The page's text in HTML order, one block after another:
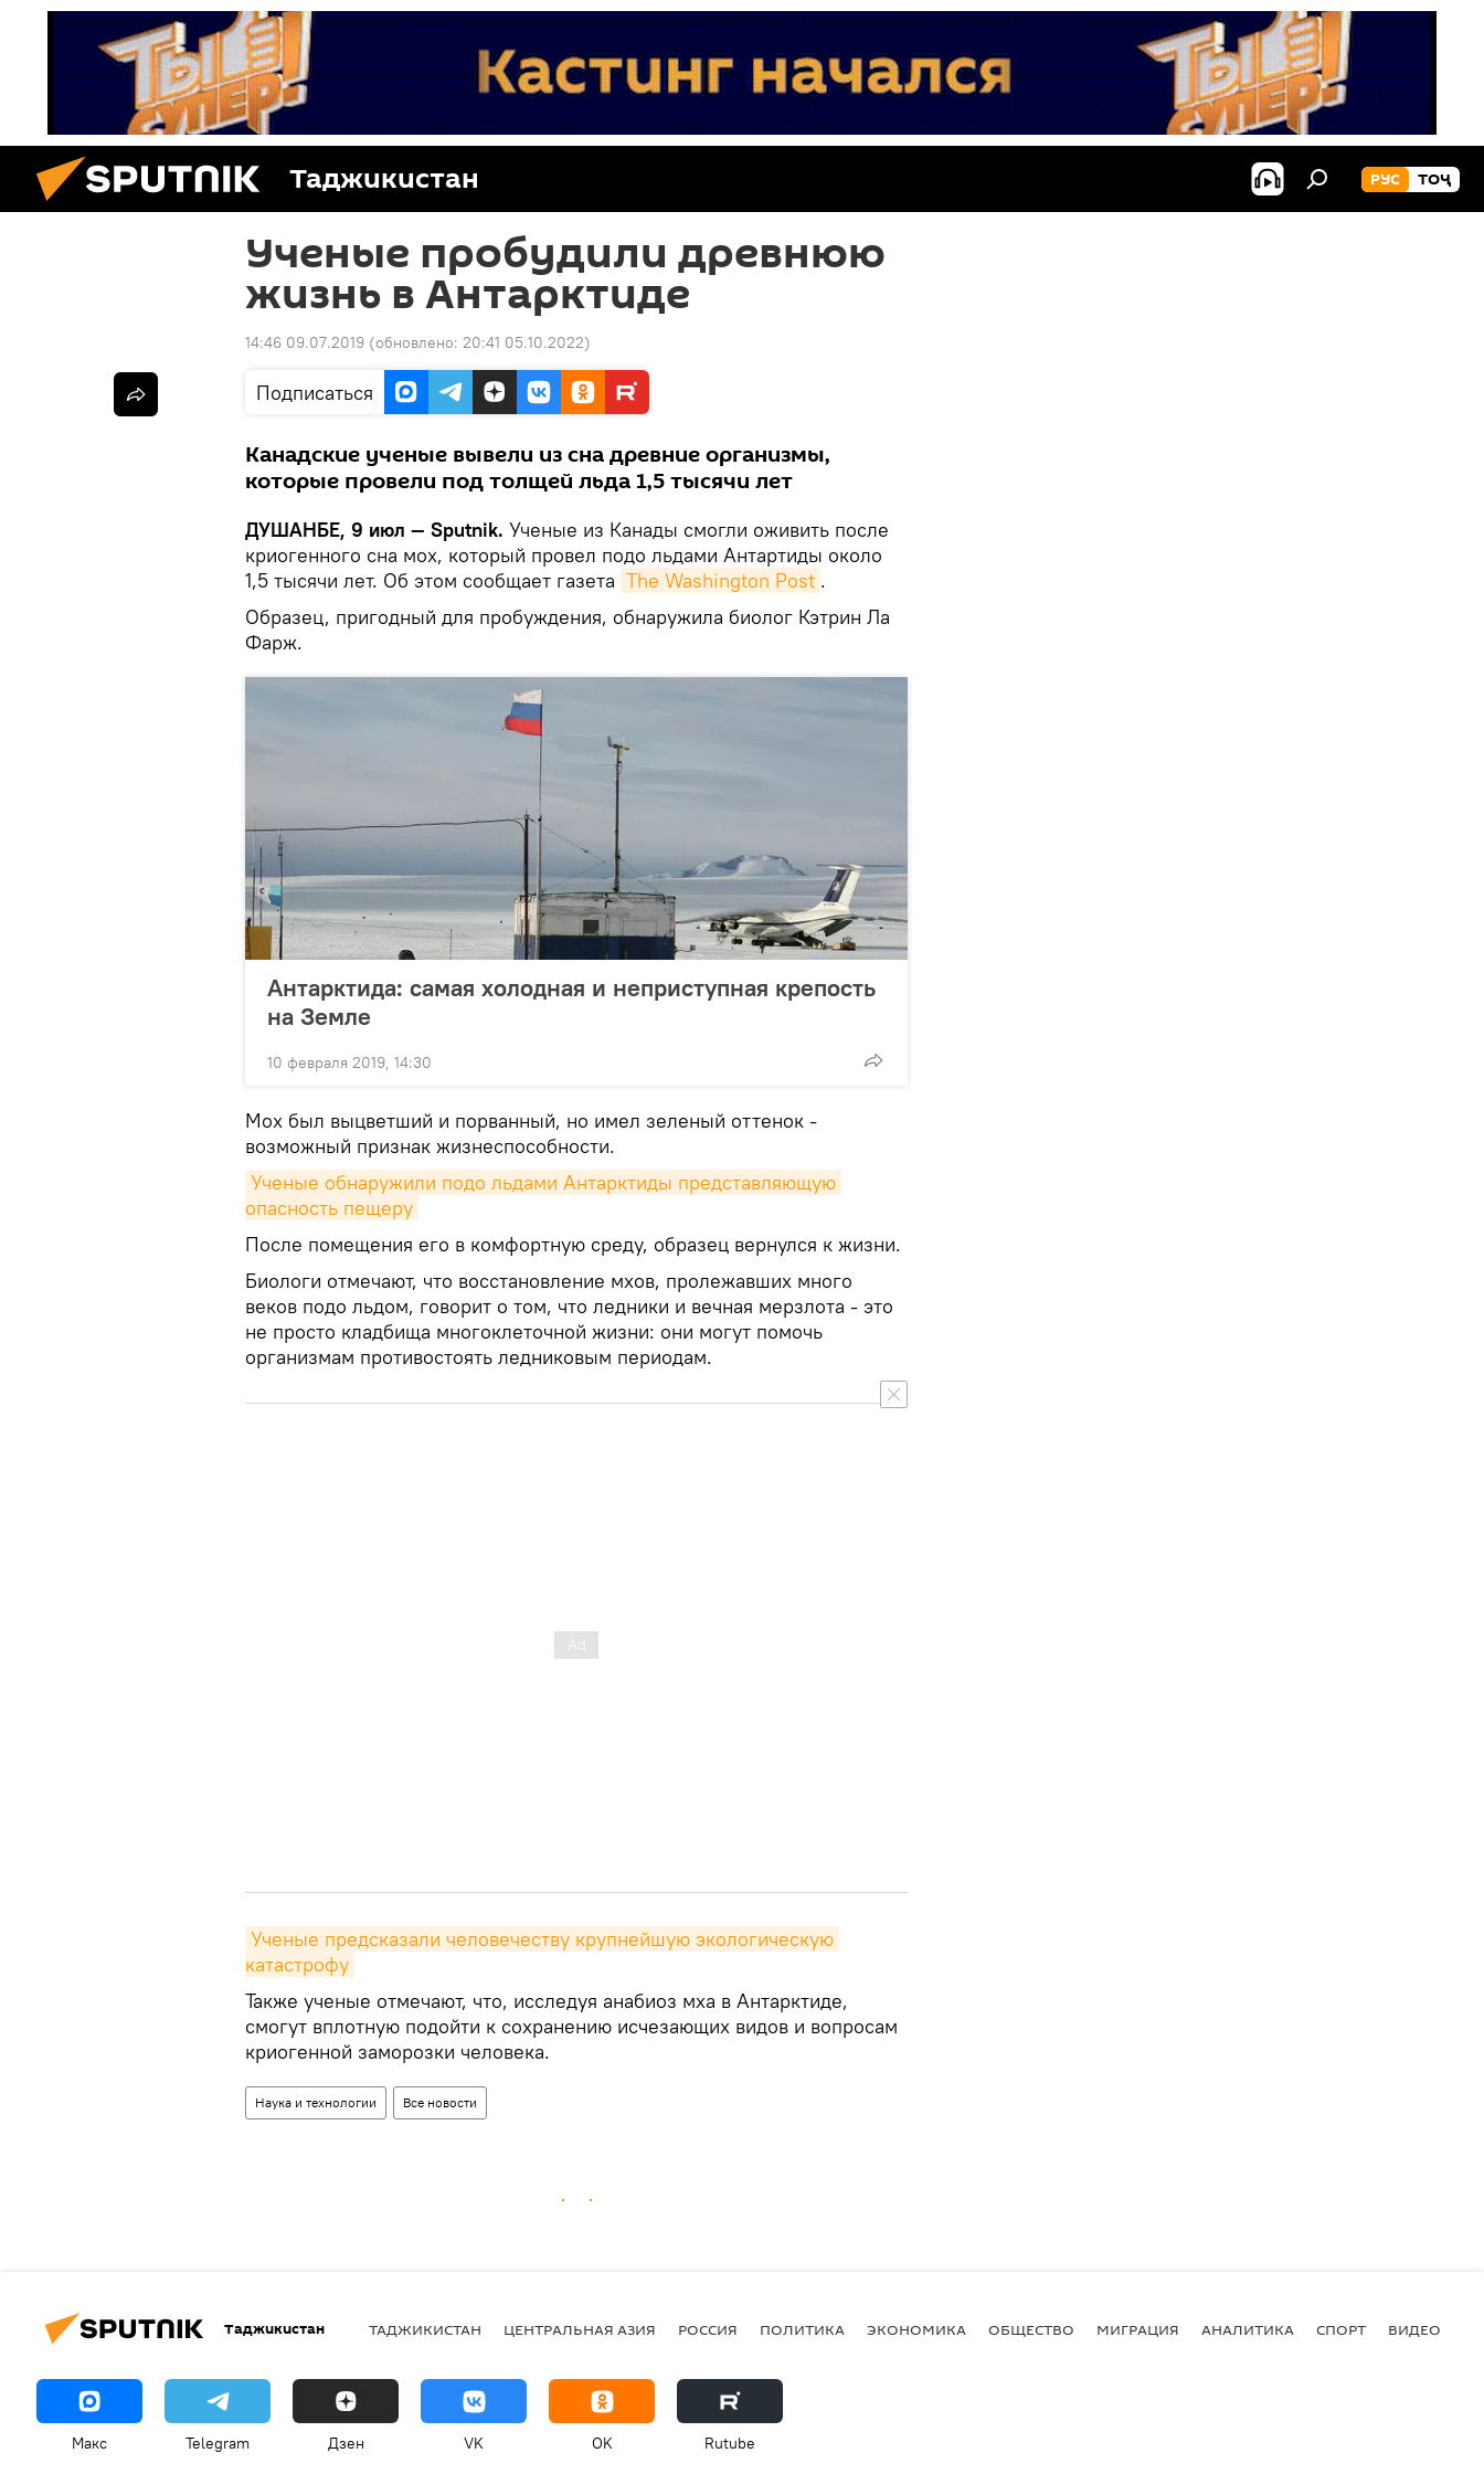
Таджикистан РУС ТОҶ
Ученые пробудили древнюю
жизнь в Антарктиде
14:46 09.07.2019 (обновлено: 20:41 05.10.2022)
Подписаться
Канадские ученые вывели из сна древние организмы,
которые провели под толщей льда 1,5 тысячи лет
ДУШАНБЕ, 9 июл — Sputnik. Ученые из Канады смогли оживить после
криогенного сна мох, который провел подо льдами Антартиды около
1,5 тысячи лет. Об этом сообщает газета The Washington Post .
Образец, пригодный для пробуждения, обнаружила биолог Кэтрин Ла
Фарж.
Антарктида: самая холодная и неприступная крепость
на Земле
10 февраля 2019, 14:30
Мох был выцветший и порванный, но имел зеленый оттенок -
возможный признак жизнеспособности.
Ученые обнаружили подо льдами Антарктиды представляющую
опасность пещеру
После помещения его в комфортную среду, образец вернулся к жизни.
Биологи отмечают, что восстановление мхов, пролежавших много
веков подо льдом, говорит о том, что ледники и вечная мерзлота - это
не просто кладбища многоклеточной жизни: они могут помочь
организмам противостоять ледниковым периодам.
Ученые предсказали человечеству крупнейшую экологическую
катастрофу
Также ученые отмечают, что, исследуя анабиоз мха в Антарктиде,
смогут вплотную подойти к сохранению исчезающих видов и вопросам
криогенной заморозки человека.
Наука и технологии Все новости
Таджикистан ТАДЖИКИСТАН ЦЕНТРАЛЬНАЯ АЗИЯ РОССИЯ ПОЛИТИКА ЭКОНОМИКА ОБЩЕСТВО МИГРАЦИЯ АНАЛИТИКА СПОРТ ВИДЕО
Макс Telegram Дзен VK OK Rutube